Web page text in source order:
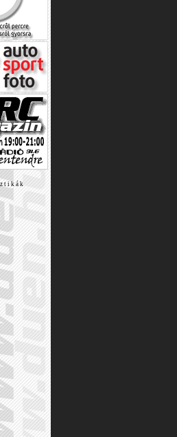
t i k á k